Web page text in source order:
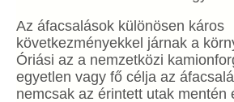
Az áfacsalások különösen káros
következményekkel járnak a
Óriási az a nemzetközi
egyetlen vagy fő célja az
nemcsak az érintett utak mentén